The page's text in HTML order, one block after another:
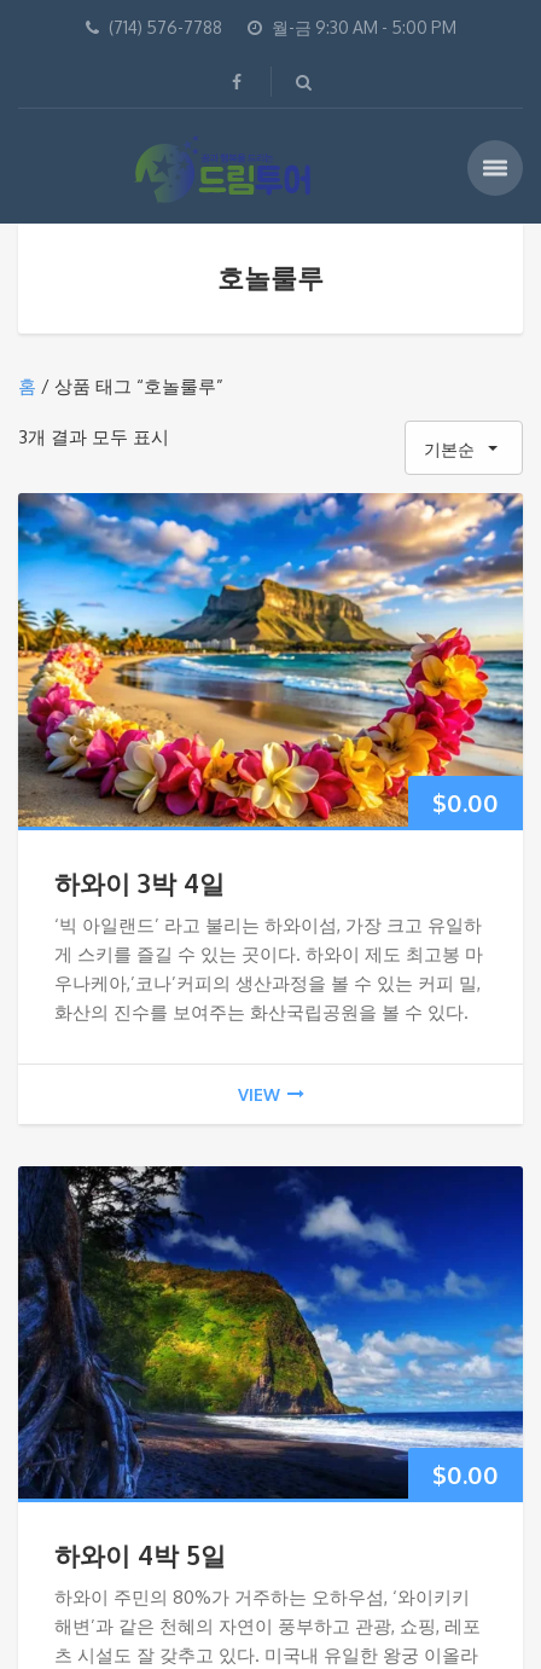
(714) 576-7788 월-금 9:30 AM - 5:00 PM
호놀룰루
홈 / 상품 태그 “호놀룰루”
3개 결과 모두 표시
기본순
$0.00
하와이 3박 4일
‘빅 아일랜드’ 라고 불리는 하와이섬, 가장 크고 유일하
게 스키를 즐길 수 있는 곳이다. 하와이 제도 최고봉 마
우나케아,’코나’커피의 생산과정을 볼 수 있는 커피 밀,
화산의 진수를 보여주는 화산국립공원을 볼 수 있다.
VIEW
$0.00
하와이 4박 5일
하와이 주민의 80%가 거주하는 오하우섬, ‘와이키키
해변’과 같은 천혜의 자연이 풍부하고 관광, 쇼핑, 레포
츠 시설도 잘 갖추고 있다. 미국내 유일한 왕궁 이올라